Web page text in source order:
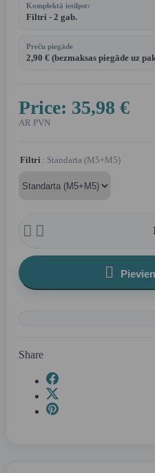
Komplektā ietilpst:
Filtri - 2 gab.
Preču piegāde
2,90 € (bezmaksas piegāde uz
Price: 35,98 €
AR PVN
Filtri : Standarta (M5+M5)
 

Share